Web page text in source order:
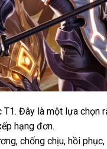
Đây là một lựa chọn
hạng đơn.
chống chịu, hồi